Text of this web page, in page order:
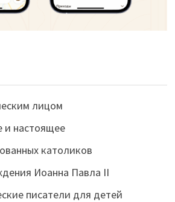
лицом
и настоящее
католиков
Иоанна Павла II
писатели для детей